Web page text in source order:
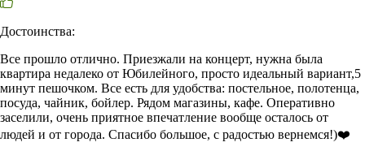
Достоинства:
Все прошло отлично. Приезжали на концерт, нужна была
квартира недалеко от Юбилейного, просто идеальный вариант,5
минут пешочком. Все есть для удобства: постельное, полотенца,
посуда, чайник, бойлер. Рядом магазины, кафе. Оперативно
заселили, очень приятное впечатление вообще осталось от
людей и от города. Спасибо большое, с радостью вернемся!)❤️